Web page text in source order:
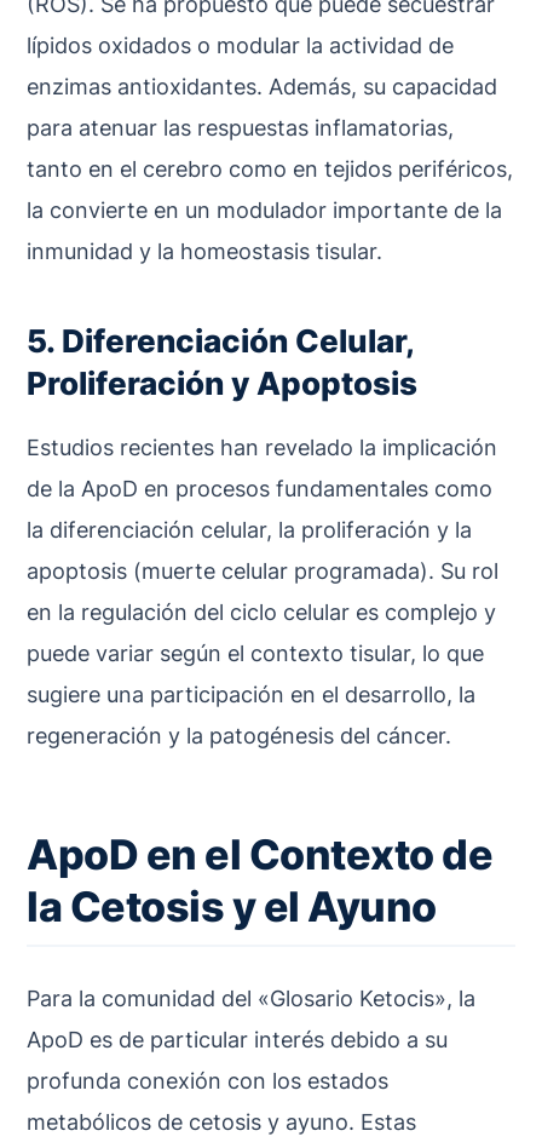
lípidos oxidados o modular la actividad de
enzimas antioxidantes. Además, su capacidad
para atenuar las respuestas inflamatorias,
tanto en el cerebro como en tejidos periféricos,
la convierte en un modulador importante de la
inmunidad y la homeostasis tisular.
5. Diferenciación Celular,
Proliferación y Apoptosis
Estudios recientes han revelado la implicación
de la ApoD en procesos fundamentales como
la diferenciación celular, la proliferación y la
apoptosis (muerte celular programada). Su rol
en la regulación del ciclo celular es complejo y
puede variar según el contexto tisular, lo que
sugiere una participación en el desarrollo, la
regeneración y la patogénesis del cáncer.
ApoD en el Contexto de
la Cetosis y el Ayuno
Para la comunidad del «Glosario Ketocis», la
ApoD es de particular interés debido a su
profunda conexión con los estados
metabólicos de cetosis y ayuno. Estas